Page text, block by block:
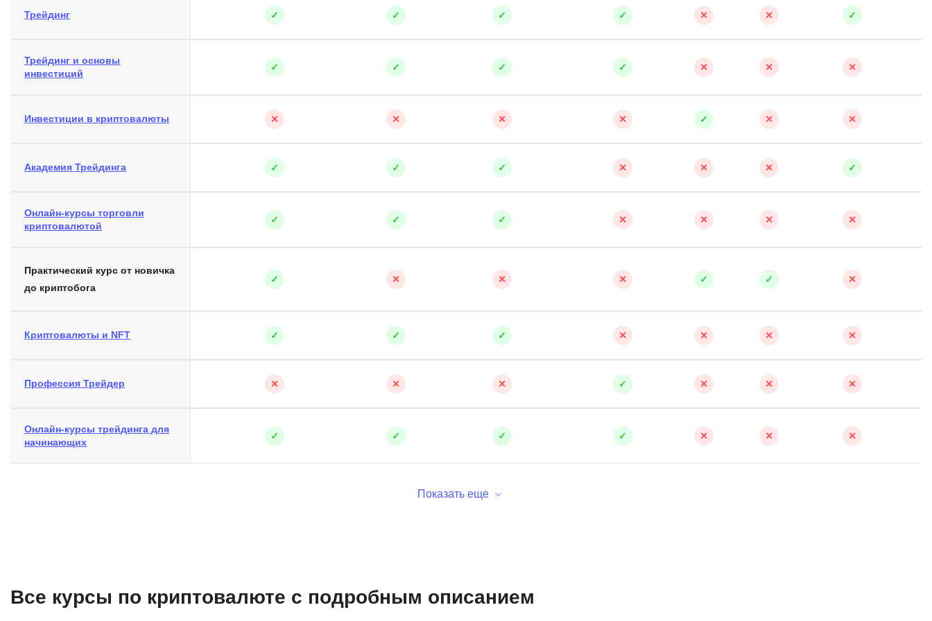
Трейдинг ✓ ✓ ✓ ✓ ✕ ✕ ✓
Трейдинг и основы
инвестиций
✓ ✓ ✓ ✓ ✕ ✕ ✕
Инвестиции в криптовалюты ✕ ✕ ✕ ✕ ✓ ✕ ✕
Академия Трейдинга ✓ ✓ ✓ ✕ ✕ ✕ ✓
Онлайн-курсы торговли
криптовалютой
✓ ✓ ✓ ✕ ✕ ✕ ✕
Практический курс от новичка
до криптобога
✓ ✕ ✕ ✕ ✓ ✓ ✕
Криптовалюты и NFT ✓ ✓ ✓ ✕ ✕ ✕ ✕
Профессия Трейдер ✕ ✕ ✕ ✓ ✕ ✕ ✕
Онлайн-курсы трейдинга для
начинающих
✓ ✓ ✓ ✓ ✕ ✕ ✕
Показать еще
Все курсы по криптовалюте с подробным описанием